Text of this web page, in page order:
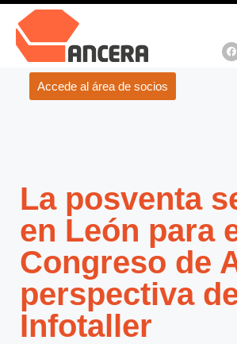
Accede al área de socios
La posventa
en León para
Congreso de
perspectiva
Infotaller